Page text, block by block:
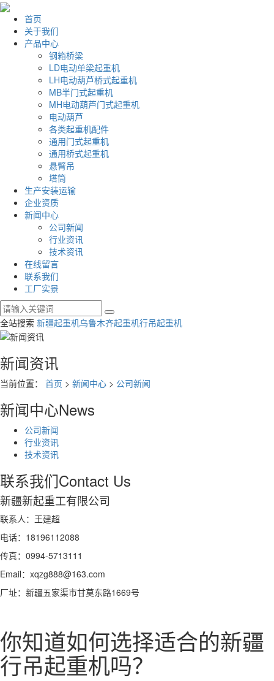
首页
关于我们
产品中心
钢箱桥梁
LD电动单梁起重机
LH电动葫芦桥式起重机
MB半门式起重机
MH电动葫芦门式起重机
电动葫芦
各类起重机配件
通用门式起重机
通用桥式起重机
悬臂吊
塔筒
生产安装运输
企业资质
新闻中心
公司新闻
行业资讯
技术资讯
在线留言
联系我们
工厂实景
全站搜索 新疆起重机乌鲁木齐起重机行吊起重机
新闻资讯
当前位置： 首页 > 新闻中心 > 公司新闻
新闻中心News
公司新闻
行业资讯
技术资讯
联系我们Contact Us
新疆新起重工有限公司
联系人：王建超
电话：18196112088
传真：0994-5713111
Email：xqzg888@163.com
厂址：新疆五家渠市甘莫东路1669号
你知道如何选择适合的新疆
行吊起重机吗？